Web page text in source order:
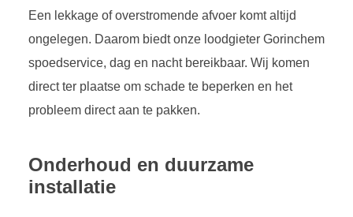
Een lekkage of overstromende afvoer komt altijd
ongelegen. Daarom biedt onze loodgieter Gorinchem
spoedservice, dag en nacht bereikbaar. Wij komen
direct ter plaatse om schade te beperken en het
probleem direct aan te pakken.
Onderhoud en duurzame
installatie